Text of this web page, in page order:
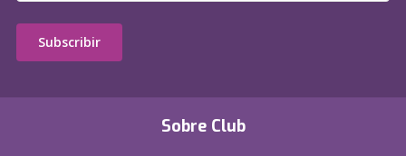
Sobre Club
Subscribir